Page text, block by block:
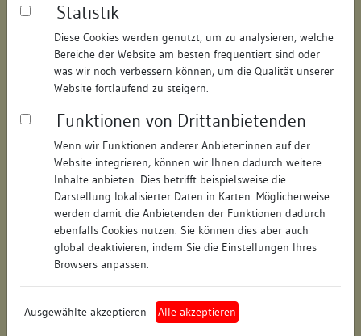
Statistik
Diese Cookies werden genutzt, um zu analysieren, welche
Bereiche der Website am besten frequentiert sind oder
was wir noch verbessern können, um die Qualität unserer
Website fortlaufend zu steigern.
Funktionen von Drittanbietenden
Wenn wir Funktionen anderer Anbieter:innen auf der
Website integrieren, können wir Ihnen dadurch weitere
Inhalte anbieten. Dies betrifft beispielsweise die
Darstellung lokalisierter Daten in Karten. Möglicherweise
werden damit die Anbietenden der Funktionen dadurch
ebenfalls Cookies nutzen. Sie können dies aber auch
global deaktivieren, indem Sie die Einstellungen Ihres
Browsers anpassen.
Ausgewählte akzeptieren Alle akzeptieren
Objektdaten
Straße: Münzgasse
Hausnummer: 17b
Postleitzahl: 78426
Stadt-Teilort: Konstanz
Regierungsbezirk: Freiburg
Konstanz (Landkreis)
Wohnplatzschlüssel: 8335043012
Flurstücknummer: keine
Historischer Straßenname: keiner